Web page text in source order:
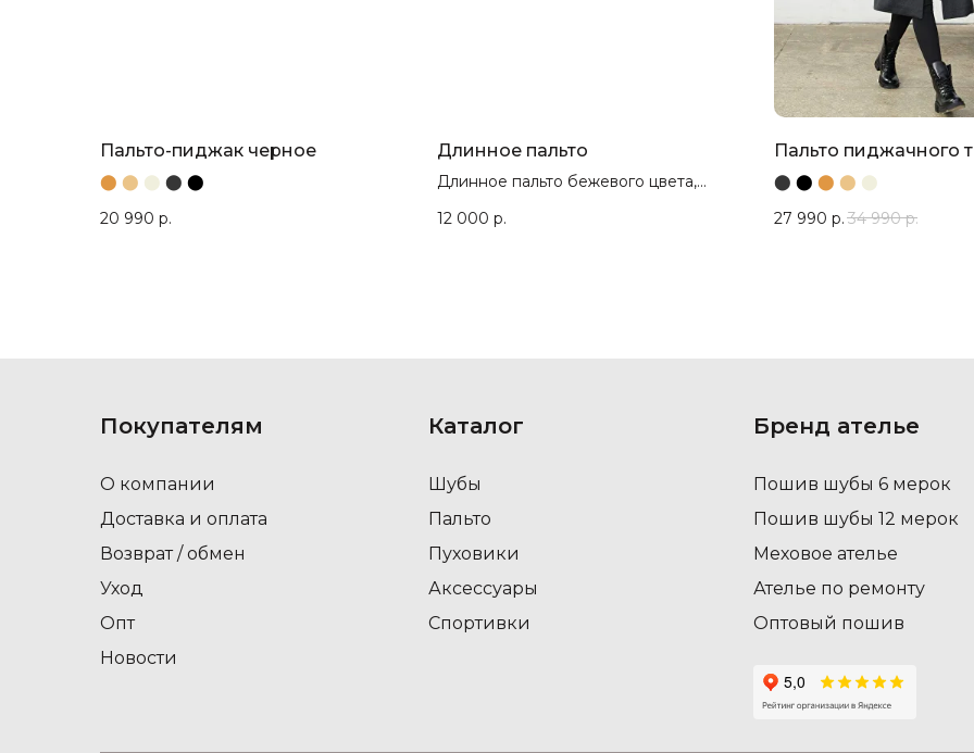
Пальто-пиджак черное
⬤ ⬤ ⬤ ⬤ ⬤
20 990 р.
Длинное пальто
Длинное пальто бежевого цвета,
материала и цвета
12 000 р.
Пальто пиджачного
⬤ ⬤ ⬤ ⬤ ⬤
27 990 р. 34 990 р.
Покупателям
О компании
Возврат / обмен
Уход
Доставка и оплата
Опт
Каталог
Новости
Шубы
Пуховики
Аксессуары
Пальто
Бренд ателье
Спортивки
Пошив шубы 6 мерок
Ателье по ремонту
Оптовый пошив
Меховое ателье
Пошив шубы 12 мерок